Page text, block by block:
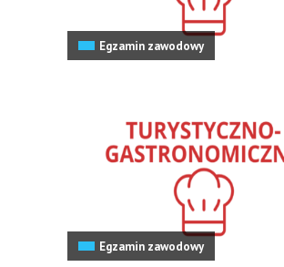
Egzamin zawodowy
Egzamin zawodowy